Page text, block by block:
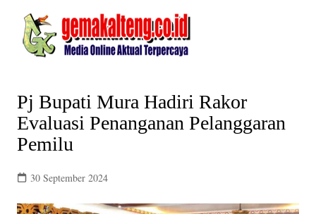
content
Pj Bupati Mura Hadiri Rakor
Evaluasi Penanganan Pelanggaran
Pemilu
30 September 2024